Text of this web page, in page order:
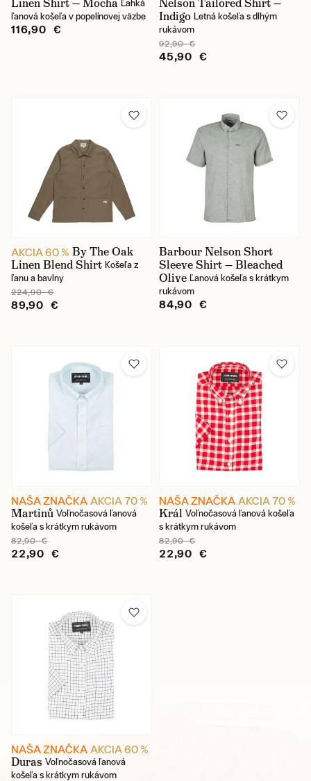
Linen Shirt — Mocha Ľahká
ľanová košeľa v popelínovej väzbe
116,90 €
Nelson Tailored Shirt —
Indigo Letná košeľa s dlhým
rukávom
92,90 €
45,90 €
AKCIA 60 % By The Oak
Linen Blend Shirt Košeľa z
ľanu a bavlny
224,90 €
89,90 €
Barbour Nelson Short
Sleeve Shirt — Bleached
Olive Ľanová košeľa s krátkym
rukávom
84,90 €
NAŠA ZNAČKA AKCIA 70 %
Martinů Voľnočasová ľanová
košeľa s krátkym rukávom
82,90 €
22,90 €
NAŠA ZNAČKA AKCIA 70 %
Král Voľnočasová ľanová košeľa
s krátkym rukávom
82,90 €
22,90 €
NAŠA ZNAČKA AKCIA 60 %
Duras Voľnočasová ľanová
košeľa s krátkym rukávom